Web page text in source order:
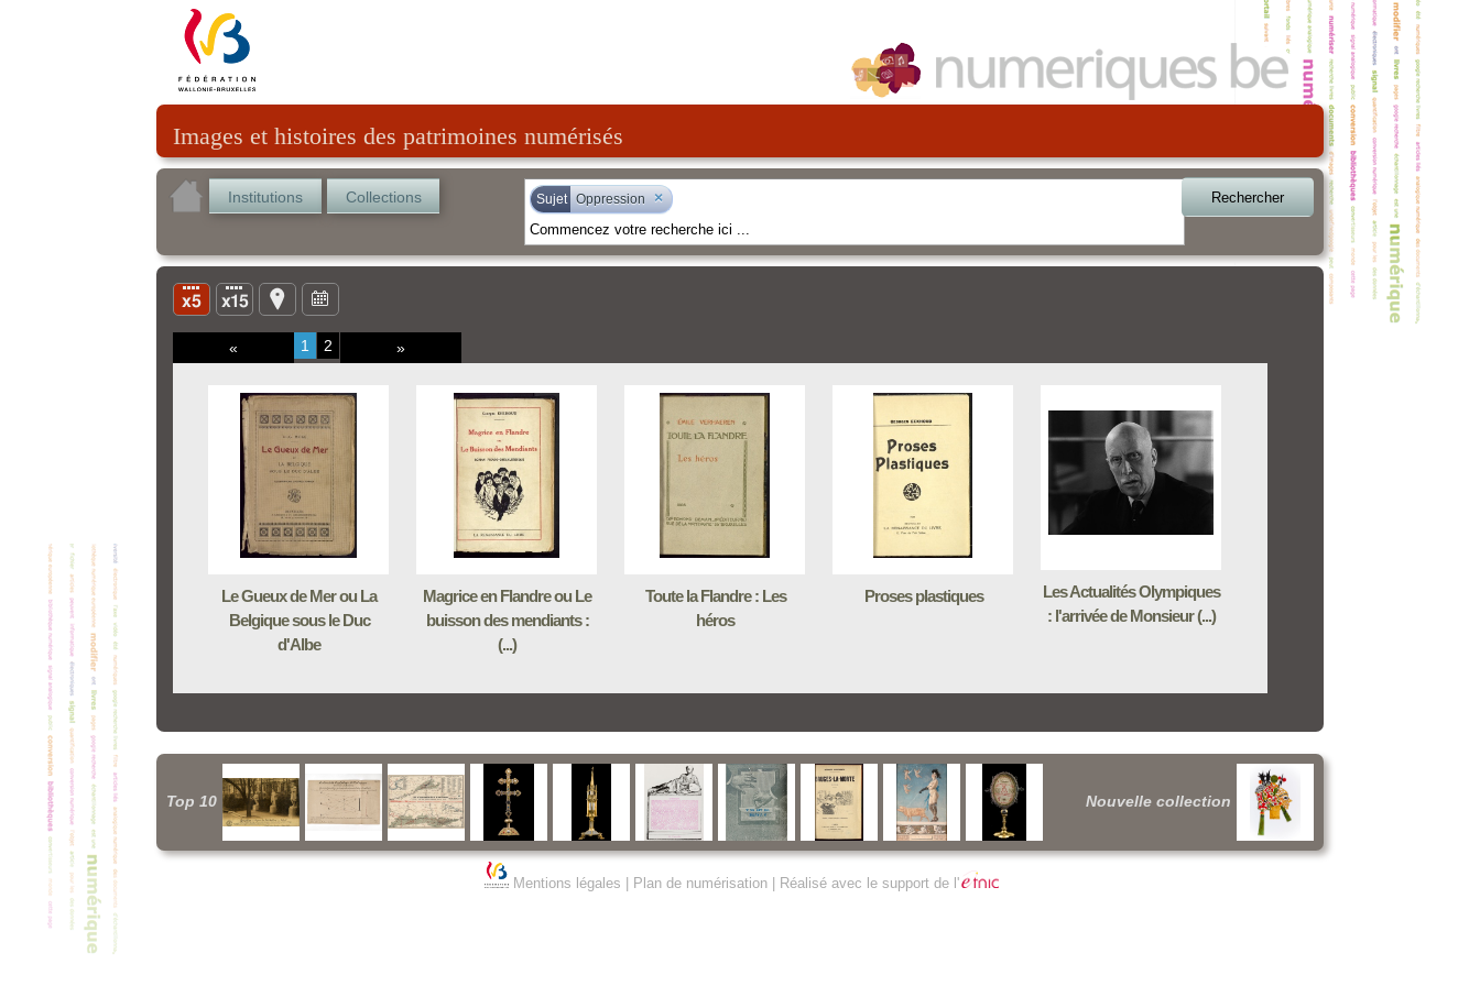
Images et histoires des patrimoines numérisés
Institutions Collections Sujet Oppression × Rechercher
« 1 2 »
Le Gueux de Mer ou La
Belgique sous le Duc
d'Albe
Magrice en Flandre ou Le
buisson des mendiants :
(...)
Toute la Flandre : Les
héros
Proses plastiques
Les Actualités Olympiques
: l'arrivée de Monsieur (...)
Top 10 Nouvelle collection
Mentions légales Plan de numérisation| Réalisé avec le support de l'